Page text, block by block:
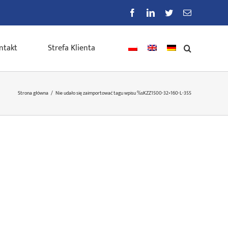
FacebookLinkedIn
TwitterE-
Strefa Klienta
Strona główna / Nie udało się zaimportować tagu wpisu %sKZZ1500-32×160-L-355